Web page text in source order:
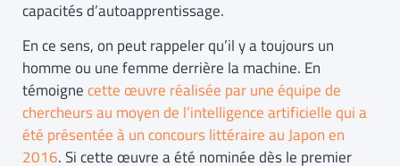
capacités d’autoapprentissage.
En ce sens, on peut rappeler qu’il y a toujours un
homme ou une femme derrière la machine. En
témoignecette œuvre réalisée par une équipe de
chercheurs au moyen de l’intelligence artificielle qui a
été présentée à un concours littéraire au Japon en
2016. Si cette œuvre a été nominée dès le premier